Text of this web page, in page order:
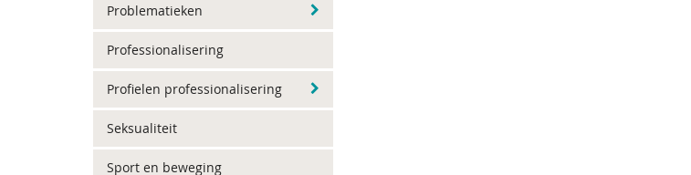
Problematieken
Professionalisering
Profielen professionalisering
Seksualiteit
Sport en beweging